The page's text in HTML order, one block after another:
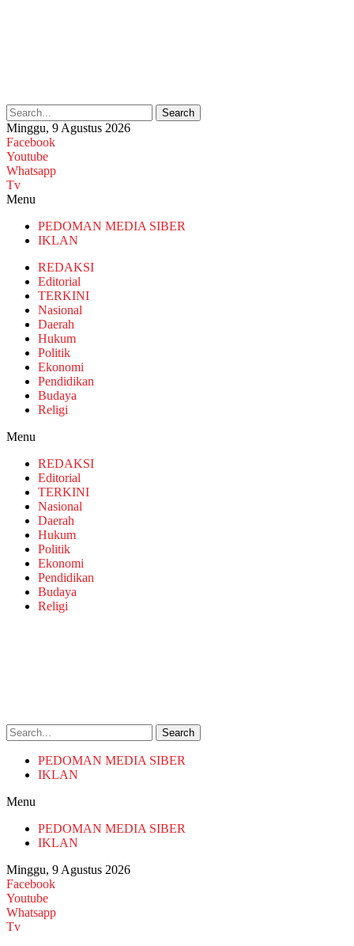
Search
Minggu, 9 Agustus 2026
Facebook
Youtube
Whatsapp
Tv
Menu
PEDOMAN MEDIA SIBER
IKLAN
REDAKSI
Editorial
TERKINI
Nasional
Daerah
Hukum
Politik
Ekonomi
Pendidikan
Budaya
Religi
Menu
REDAKSI
Editorial
TERKINI
Nasional
Daerah
Hukum
Politik
Ekonomi
Pendidikan
Budaya
Religi
Search
PEDOMAN MEDIA SIBER
IKLAN
Menu
PEDOMAN MEDIA SIBER
IKLAN
Minggu, 9 Agustus 2026
Facebook
Youtube
Whatsapp
Tv